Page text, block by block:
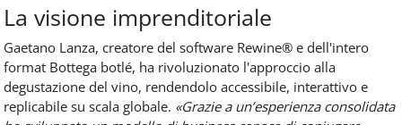
La visione imprenditoriale
Gaetano Lanza, creatore del software Rewine® e dell'intero
format Bottega botlé, ha rivoluzionato l'approccio alla
degustazione del vino, rendendolo accessibile, interattivo e
replicabile su scala globale. «Grazie a un’esperienza consolidata